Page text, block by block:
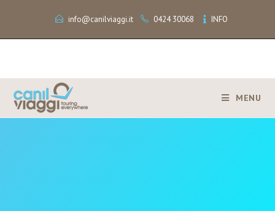
info@canilviaggi.it 0424 30068 INFO
MENU